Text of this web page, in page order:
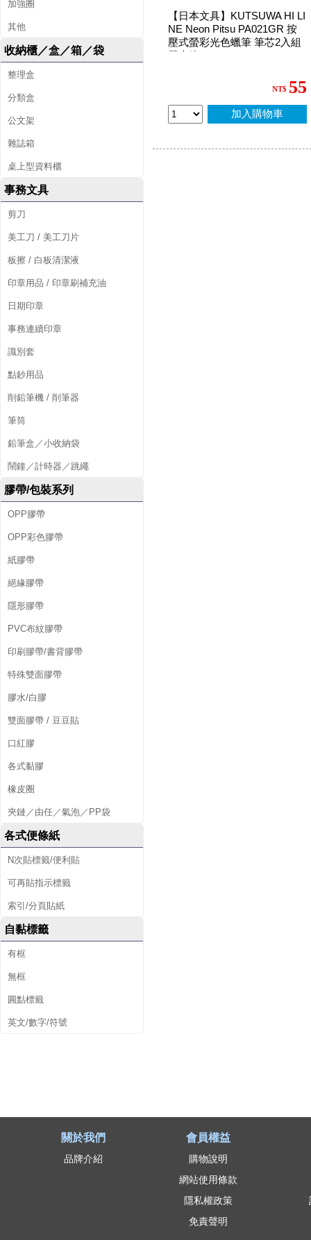
加強圈
其他
收納櫃／盒／箱／袋
整理盒
分類盒
公文架
雜誌箱
桌上型資料櫃
事務文具
剪刀
美工刀 / 美工刀片
板擦 / 白板清潔液
印章用品 / 印章刷補充油
日期印章
事務連續印章
識別套
點鈔用品
削鉛筆機 / 削筆器
筆筒
鉛筆盒／小收納袋
鬧鐘／計時器／跳繩
膠帶/包裝系列
OPP膠帶
OPP彩色膠帶
紙膠帶
絕緣膠帶
隱形膠帶
PVC布紋膠帶
印刷膠帶/書背膠帶
特殊雙面膠帶
膠水/白膠
雙面膠帶 / 豆豆貼
口紅膠
各式黏膠
橡皮圈
夾鏈／由任／氣泡／PP袋
各式便條紙
N次貼標籤/便利貼
可再貼指示標籤
索引/分頁貼紙
自黏標籤
有框
無框
圓點標籤
英文/數字/符號
【日本文具】KUTSUWA HI LI
NE Neon Pitsu PA021GR 按
壓式螢彩光色蠟筆 筆芯2入組
螢光綠
NT$ 55
加入購物車
關於我們
品牌介紹
會員權益
購物說明
網站使用條款
隱私權政策
免責聲明